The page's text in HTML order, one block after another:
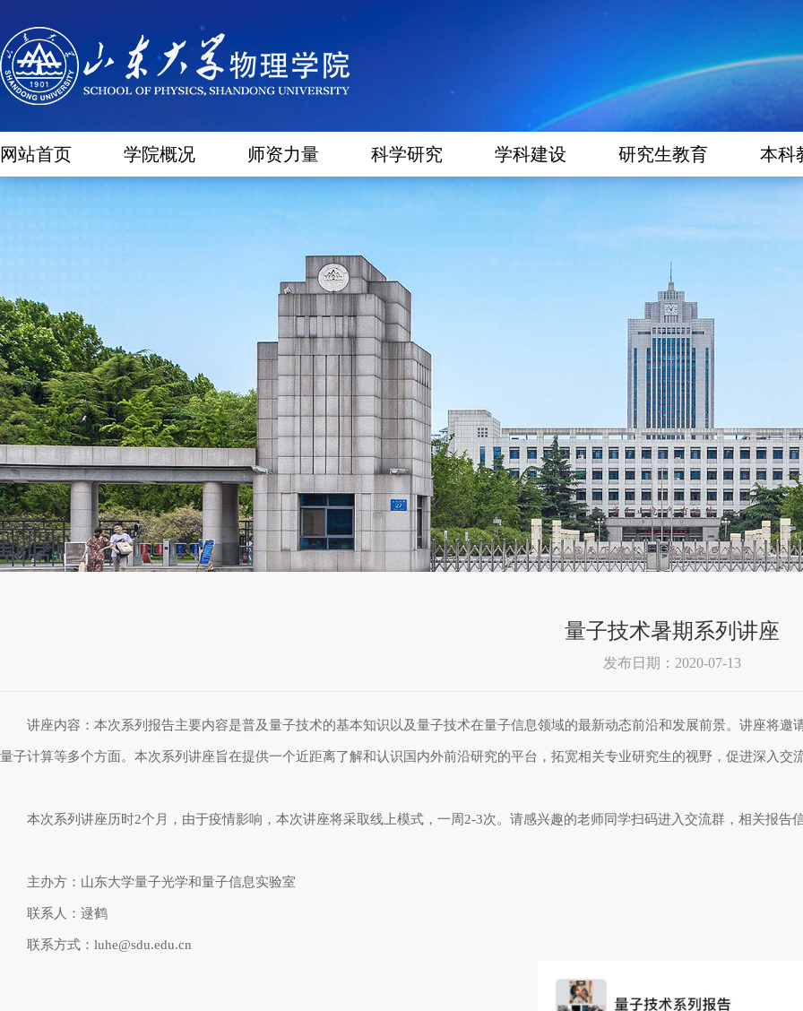
网站首页 学院概况 师资力量 科学研究 学科建设 研究生教育 本科
量子技术暑期系列讲座
发布日期：2020-07-13
讲座内容：本次系列报告主要内容是普及量子技术的基本知识以及量子技术在量子信息领域的最新动态前沿和发展前景。讲座将
量子计算等多个方面。本次系列讲座旨在提供一个近距离了解和认识国内外前沿研究的平台，拓宽相关专业研究生的视野，促进深入交流
本次系列讲座历时2个月，由于疫情影响，本次讲座将采取线上模式，一周2-3次。请感兴趣的老师同学扫码进入交流群，相关报告
主办方：山东大学量子光学和量子信息实验室
联系人：逯鹤
联系方式： luhe@sdu.edu.cn